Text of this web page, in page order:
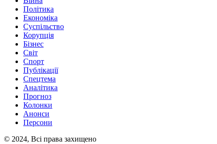
Політика
Економіка
Суспільство
Корупція
Бізнес
Світ
Спорт
Публікації
Спецтема
Аналітика
Прогноз
Колонки
Анонси
Персони
© 2024, Всі права захищено